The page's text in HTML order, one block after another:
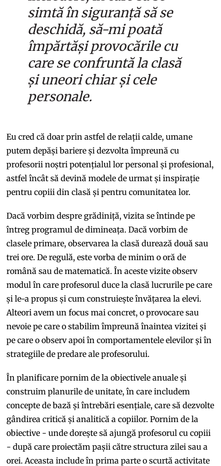
simtă în siguranță să se
deschidă, să-mi poată
împărtăși provocările cu
care se confruntă la clasă
și uneori chiar și cele
personale.
Eu cred că doar prin astfel de relații calde, umane
putem depăși bariere și dezvolta împreună cu
profesorii noștri potențialul lor personal și profesional,
astfel încât să devină modele de urmat și inspirație
pentru copiii din clasă și pentru comunitatea lor.
Dacă vorbim despre grădiniță, vizita se întinde pe
întreg programul de dimineața. Dacă vorbim de
clasele primare, observarea la clasă durează două sau
trei ore. De regulă, este vorba de minim o oră de
română sau de matematică. În aceste vizite observ
modul în care profesorul duce la clasă lucrurile pe care
și le-a propus și cum construiește învățarea la elevi.
Alteori avem un focus mai concret, o provocare sau
nevoie pe care o stabilim împreună înaintea vizitei și
pe care o observ apoi în comportamentele elevilor și în
strategiile de predare ale profesorului.
În planificare pornim de la obiectivele anuale și
construim planurile de unitate, în care includem
concepte de bază și întrebări esențiale, care să dezvolte
gândirea critică și analitică a copiilor. Pornim de la
obiective - unde dorește să ajungă profesorul cu copiii
- după care proiectăm pașii către structura zilei sau a
orei. Aceasta include în prima parte o scurtă activitate